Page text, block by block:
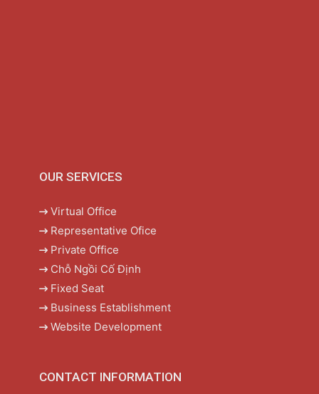
OUR SERVICES
Virtual Office
Representative Ofice
Private Office
Chỗ Ngồi Cố Định
Fixed Seat
Business Establishment
Website Development
CONTACT INFORMATION